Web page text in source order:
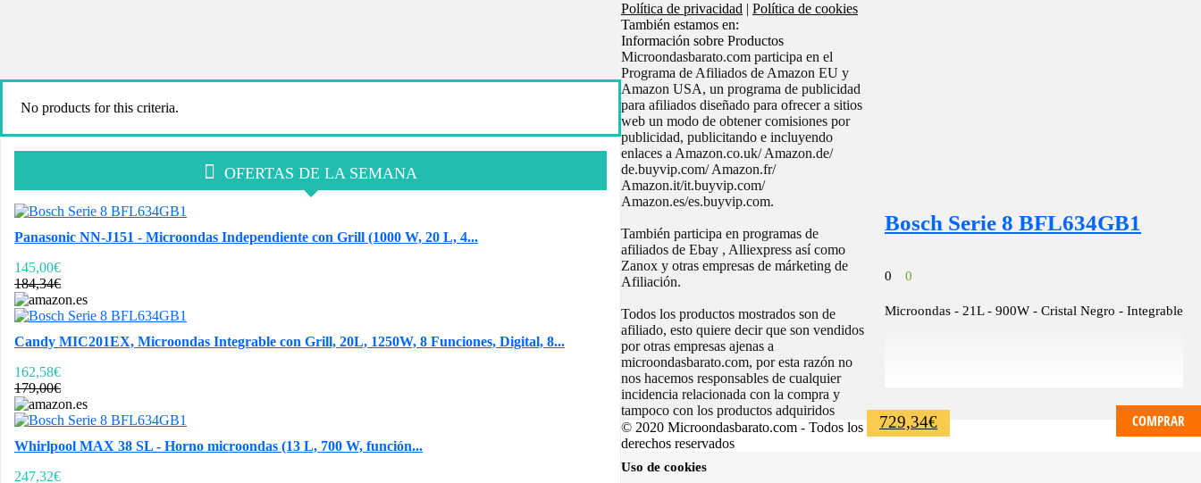
No products for this criteria.
OFERTAS DE LA SEMANA
Panasonic NN-J151 - Microondas Independiente con Grill (1000 W, 20 L, 4...
145,00€
184,34€
Candy MIC201EX, Microondas Integrable con Grill, 20L, 1250W, 8 Funciones, Digital, 8...
162,58€
179,00€
Whirlpool MAX 38 SL - Horno microondas (13 L, 700 W, función...
247,32€
Bosch Serie 8 BFL634GB1
0 0
Microondas - 21L - 900W - Cristal Negro - Integrable
729,34€ COMPRAR
Política de privacidad | Política de cookies
También estamos en:
Información sobre Productos
Microondasbarato.com participa en el
Programa de Afiliados de Amazon EU y
Amazon USA, un programa de publicidad
para afiliados diseñado para ofrecer a sitios
web un modo de obtener comisiones por
publicidad, publicitando e incluyendo
enlaces a Amazon.co.uk/ Amazon.de/
de.buyvip.com/ Amazon.fr/
Amazon.it/it.buyvip.com/
Amazon.es/es.buyvip.com.
También participa en programas de
afiliados de Ebay , Alliexpress así como
Zanox y otras empresas de márketing de
Afiliación.
Todos los productos mostrados son de
afiliado, esto quiere decir que son vendidos
por otras empresas ajenas a
microondasbarato.com, por esta razón no
nos hacemos responsables de cualquier
incidencia relacionada con la compra y
tampoco con los productos adquiridos
© 2020 Microondasbarato.com - Todos los
derechos reservados
Uso de cookies